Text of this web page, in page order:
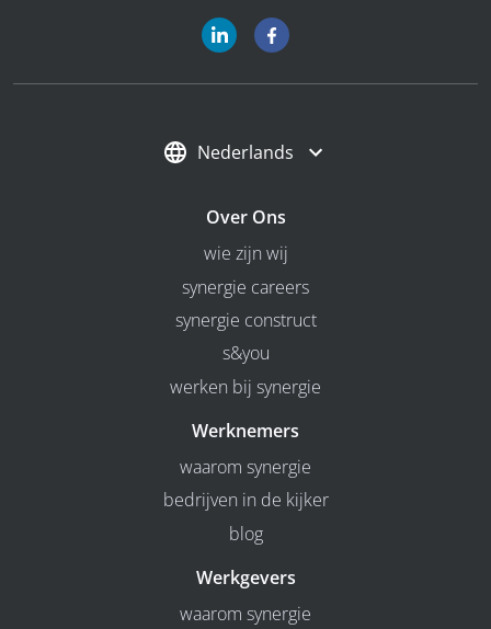
Nederlands
Over Ons
wie zijn wij
synergie careers
synergie construct
s&you
werken bij synergie
Werknemers
waarom synergie
bedrijven in de kijker
blog
Werkgevers
waarom synergie